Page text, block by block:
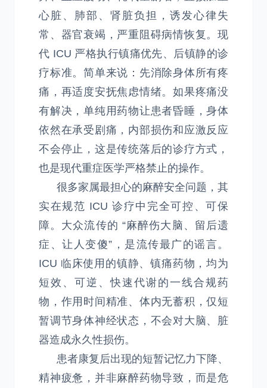
心脏、肺部、肾脏负担，诱发心律失
常、器官衰竭，严重阻碍病情恢复。现
代 ICU 严格执行镇痛优先、后镇静的诊
疗标准。简单来说：先消除身体所有疼
痛，再适度安抚焦虑情绪。如果疼痛没
有解决，单纯用药物让患者昏睡，身体
依然在承受剧痛，内部损伤和应激反应
不会停止，这是传统落后的诊疗方式，
也是现代重症医学严格禁止的操作。
很多家属最担心的麻醉安全问题，其
实在规范 ICU 诊疗中完全可控、可保
障。大众流传的 “麻醉伤大脑、留后遗
症、让人变傻”，是流传最广的谣言。
ICU 临床使用的镇静、镇痛药物，均为
短效、可逆、快速代谢的一线合规药
物，作用时间精准、体内无蓄积，仅短
暂调节身体神经状态，不会对大脑、脏
器造成永久性损伤。
患者康复后出现的短暂记忆力下降、
精神疲惫，并非麻醉药物导致，而是危